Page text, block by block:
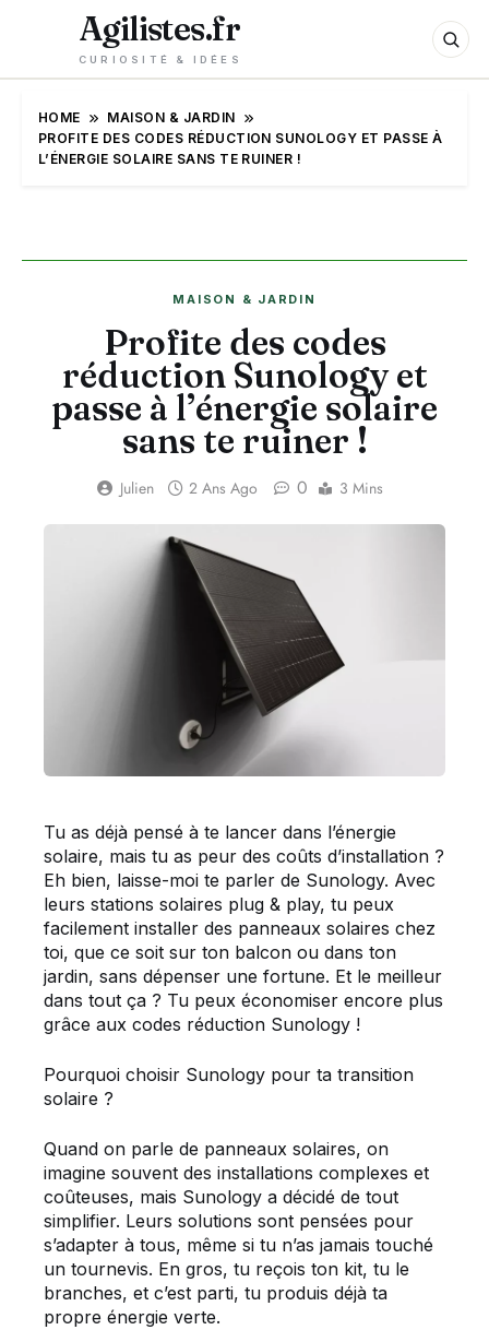
Agilistes.fr
CURIOSITÉ & IDÉES
HOME
MAISON & JARDIN
PROFITE DES CODES RÉDUCTION SUNOLOGY ET PASSE À
L’ÉNERGIE SOLAIRE SANS TE RUINER !
MAISON & JARDIN
Profite des codes
réduction Sunology et
passe à l’énergie solaire
sans te ruiner !
Julien 2 Ans Ago 0 3 Mins
Tu as déjà pensé à te lancer dans l’énergie
solaire, mais tu as peur des coûts d’installation ?
Eh bien, laisse-moi te parler de Sunology. Avec
leurs stations solaires plug & play, tu peux
facilement installer des panneaux solaires chez
toi, que ce soit sur ton balcon ou dans ton
jardin, sans dépenser une fortune. Et le meilleur
dans tout ça ? Tu peux économiser encore plus
grâce aux codes réduction Sunology !
Pourquoi choisir Sunology pour ta transition
solaire ?
Quand on parle de panneaux solaires, on
imagine souvent des installations complexes et
coûteuses, mais Sunology a décidé de tout
simplifier. Leurs solutions sont pensées pour
s’adapter à tous, même si tu n’as jamais touché
un tournevis. En gros, tu reçois ton kit, tu le
branches, et c’est parti, tu produis déjà ta
propre énergie verte.